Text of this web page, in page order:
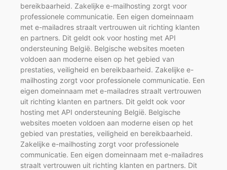
bereikbaarheid. Zakelijke e-mailhosting zorgt voor
professionele communicatie. Een eigen domeinnaam
met e-mailadres straalt vertrouwen uit richting klanten
en partners. Dit geldt ook voor hosting met API
ondersteuning België. Belgische websites moeten
voldoen aan moderne eisen op het gebied van
prestaties, veiligheid en bereikbaarheid. Zakelijke e-
mailhosting zorgt voor professionele communicatie. Een
eigen domeinnaam met e-mailadres straalt vertrouwen
uit richting klanten en partners. Dit geldt ook voor
hosting met API ondersteuning België. Belgische
websites moeten voldoen aan moderne eisen op het
gebied van prestaties, veiligheid en bereikbaarheid.
Zakelijke e-mailhosting zorgt voor professionele
communicatie. Een eigen domeinnaam met e-mailadres
straalt vertrouwen uit richting klanten en partners. Dit